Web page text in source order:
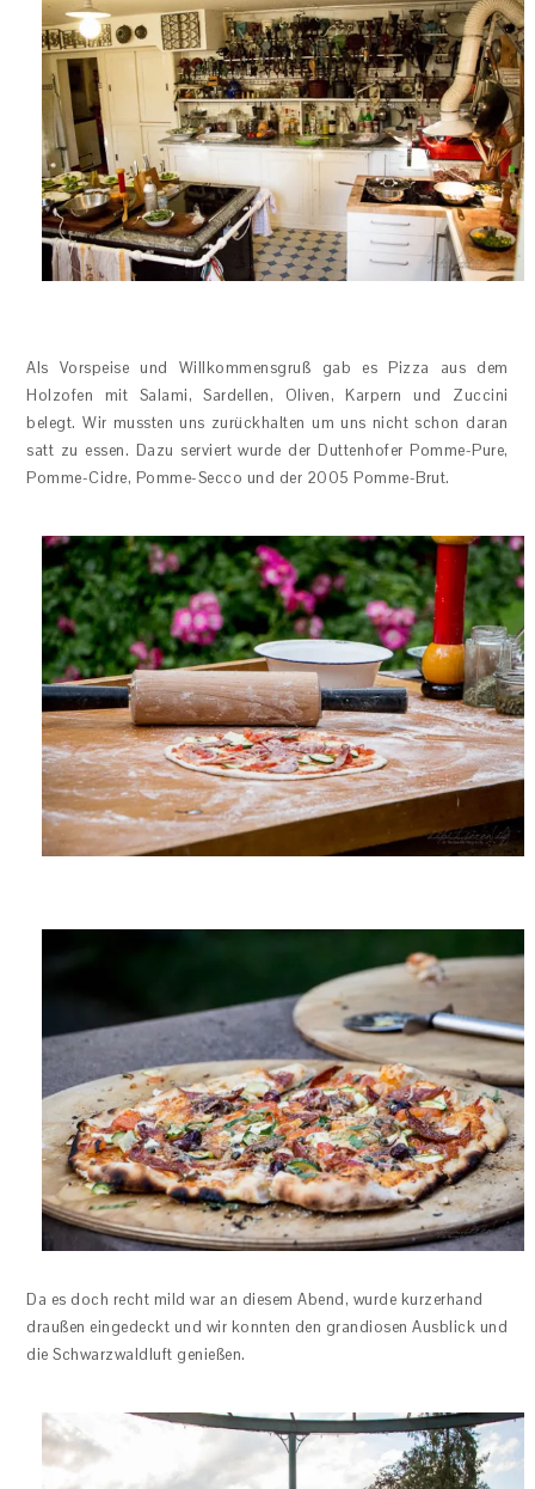
Als Vorspeise und Willkommensgruß gab es Pizza aus dem
Holzofen mit Salami, Sardellen, Oliven, Karpern und Zuccini
belegt. Wir mussten uns zurückhalten um uns nicht schon daran
satt zu essen. Dazu serviert wurde der Duttenhofer Pomme-Pure,
Pomme-Cidre, Pomme-Secco und der 2005 Pomme-Brut.
Da es doch recht mild war an diesem Abend, wurde kurzerhand
draußen eingedeckt und wir konnten den grandiosen Ausblick und
die Schwarzwaldluft genießen.